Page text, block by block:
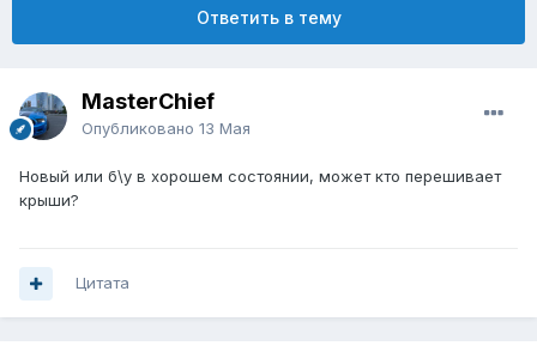
Ответить в тему
MasterChief
Опубликовано 13 Мая
Новый или б\у в хорошем состоянии, может кто перешивает
крыши?
Цитата